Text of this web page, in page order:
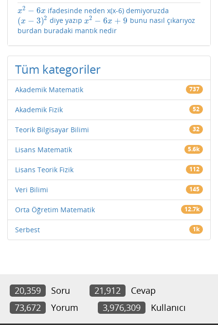
x2 − 6x
x2−6x ifadesinde neden x(x-6) demiyoruzda
(x − 3)2
(x− 3)2 diye yazıpx2 − 6x + 9
x2−6x +9
bunu nasıl çıkarıyoz
burdan buradaki mantık nedir
Tüm kategoriler
Akademik Matematik 737
Akademik Fizik 52
Teorik Bilgisayar Bilimi 32
Lisans Matematik 5.6k
Lisans Teorik Fizik 112
Veri Bilimi 145
Orta Öğretim Matematik 12.7k
Serbest 1k
20,359 Soru 21,912
Cevap
73,672
Yorum 3,976,309 Kullanıcı